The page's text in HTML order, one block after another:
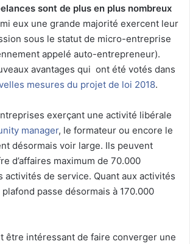
sont de plus en plus nombreux
eux une grande majorité exercent leur
sous le statut de micro-entreprise
appelé auto-entrepreneur).
avantages qui ont été votés dans
mesures du projet de loi 2018.
exerçant une activité libérale
manager, le formateur ou encore le
désormais voir large. Ils peuvent
d’affaires maximum de 70.000
activités de service. Quant aux activités
passe désormais à 170.000
être intéressant de faire converger une